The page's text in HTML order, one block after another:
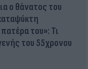
ο θάνατος του
του»: Τι
του 55χρονου